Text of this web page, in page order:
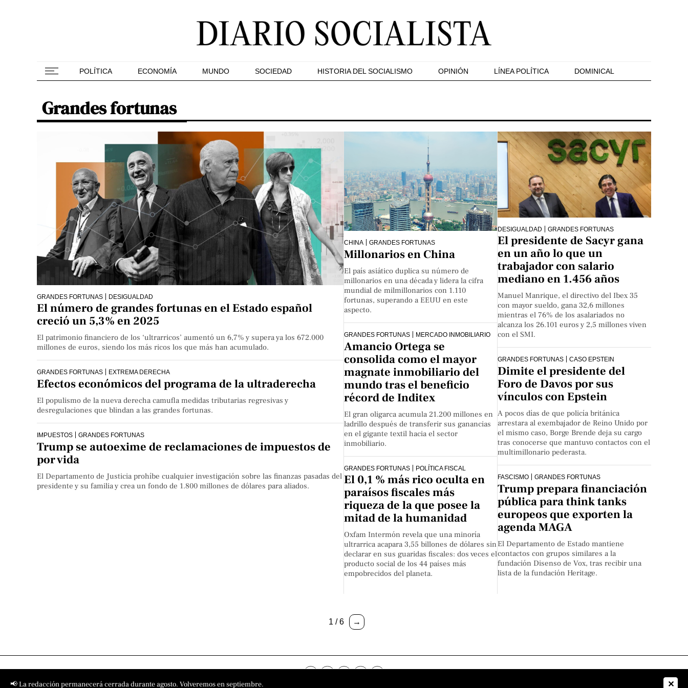
POLÍTICA ECONOMÍA MUNDO SOCIEDAD HISTORIA DEL SOCIALISMO OPINIÓN LÍNEA POLÍTICA DOMINICAL
Grandes fortunas
GRANDES FORTUNAS DESIGUALDAD
El número de grandes fortunas en el Estado español
creció un 5,3% en 2025
El patrimonio financiero de los ‘ultrarricos’ aumentó un 6,7% y supera ya los 672.000
millones de euros, siendo los más ricos los que más han acumulado.
GRANDES FORTUNAS EXTREMA DERECHA
Efectos económicos del programa de la ultraderecha
El populismo de la nueva derecha camufla medidas tributarias regresivas y
desregulaciones que blindan a las grandes fortunas.
IMPUESTOS GRANDES FORTUNAS
Trump se autoexime de reclamaciones de impuestos de
por vida
El Departamento de Justicia prohíbe cualquier investigación sobre las finanzas pasadas del
presidente y su familia y crea un fondo de 1.800 millones de dólares para aliados.
CHINA GRANDES FORTUNAS
Millonarios en China
El país asiático duplica su número de
millonarios en una década y lidera la cifra
mundial de milmillonarios con 1.110
fortunas, superando a EEUU en este
aspecto.
GRANDES FORTUNAS MERCADO INMOBILIARIO
Amancio Ortega se
consolida como el mayor
magnate inmobiliario del
mundo tras el beneficio
récord de Inditex
El gran oligarca acumula 21.200 millones en
ladrillo después de transferir sus ganancias
en el gigante textil hacia el sector
inmobiliario.
GRANDES FORTUNAS POLÍTICA FISCAL
El 0,1 % más rico oculta en
paraísos fiscales más
riqueza de la que posee la
mitad de la humanidad
Oxfam Intermón revela que una minoría
ultrarrica acapara 3,55 billones de dólares sin
declarar en sus guaridas fiscales: dos veces el
producto social de los 44 países más
empobrecidos del planeta.
DESIGUALDAD GRANDES FORTUNAS
El presidente de Sacyr gana
en un año lo que un
trabajador con salario
mediano en 1.456 años
Manuel Manrique, el directivo del Ibex 35
con mayor sueldo, gana 32,6 millones
mientras el 76% de los asalariados no
alcanza los 26.101 euros y 2,5 millones viven
con el SMI.
GRANDES FORTUNAS CASO EPSTEIN
Dimite el presidente del
Foro de Davos por sus
vínculos con Epstein
A pocos días de que policía británica
arrestara al exembajador de Reino Unido por
el mismo caso, Borge Brende deja su cargo
tras conocerse que mantuvo contactos con el
multimillonario pederasta.
FASCISMO GRANDES FORTUNAS
Trump prepara financiación
pública para think tanks
europeos que exporten la
agenda MAGA
El Departamento de Estado mantiene
contactos con grupos similares a la
fundación Disenso de Vox, tras recibir una
lista de la fundación Heritage.
1 / 6 →
Contacto Aviso Legal
📢 La redacción permanecerá cerrada durante agosto. Volveremos en septiembre. ✕